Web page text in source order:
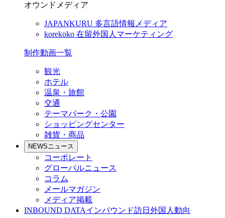
オウンドメディア
JAPANKURU 多言語情報メディア
korekoko 在留外国人マーケティング
制作動画一覧
観光
ホテル
温泉・旅館
交通
テーマパーク・公園
ショッピングセンター
雑貨・商品
NEWSニュース
コーポレート
グローバルニュース
コラム
メールマガジン
メディア掲載
INBOUND DATAインバウンド訪日外国人動向